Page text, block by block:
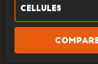
cellules